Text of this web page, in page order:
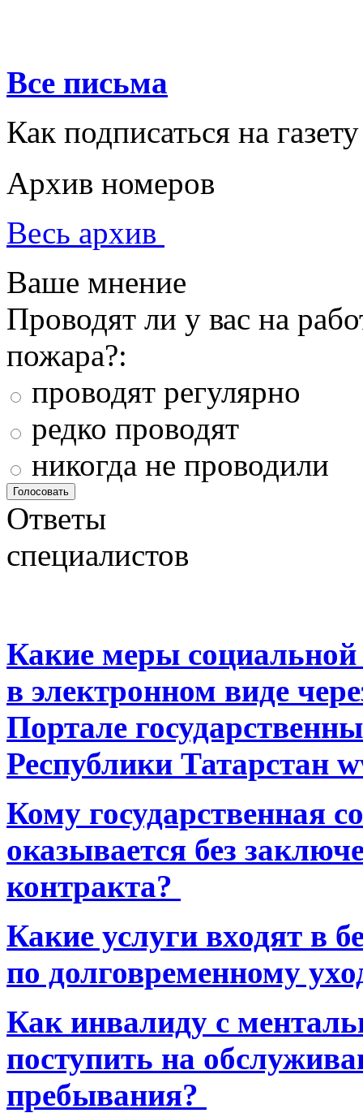
Все письма
Как подписаться на газету
Архив номеров
Весь архив
Ваше мнение
Проводят ли у вас на
пожара?:
проводят регулярно
редко проводят
никогда не проводили
Ответы
специалистов
Какие меры
в электронном виде
Портале
Республики Татарстан
Кому государственная
оказывается без
контракта?
Какие услуги входят в
по долговременному
Как инвалиду с
поступить на
пребывания?